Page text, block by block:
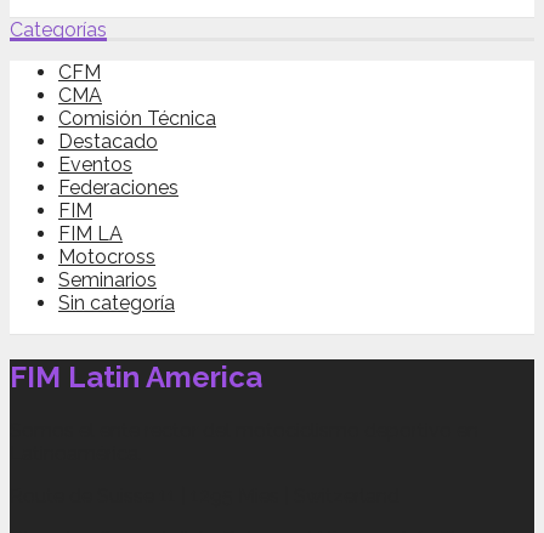
Categorías
CFM
CMA
Comisión Técnica
Destacado
Eventos
Federaciones
FIM
FIM LA
Motocross
Seminarios
Sin categoría
FIM Latin America